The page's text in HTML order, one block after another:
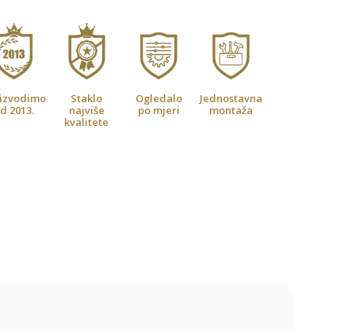
2013.
Staklo
najviše
kvalitete
Ogledalo
po mjeri
Jednostavna
montaža